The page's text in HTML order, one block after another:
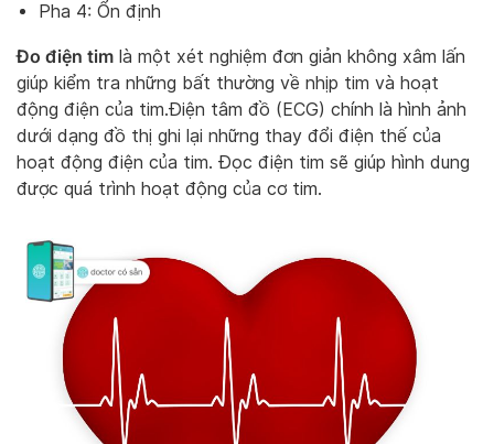
Pha 4: Ổn định
Đo điện tim là một xét nghiệm đơn giản không xâm lấn
giúp kiểm tra những bất thường về nhịp tim và hoạt
động điện của tim.Điện tâm đồ (ECG) chính là hình ảnh
dưới dạng đồ thị ghi lại những thay đổi điện thế của
hoạt động điện của tim. Đọc điện tim sẽ giúp hình dung
được quá trình hoạt động của cơ tim.